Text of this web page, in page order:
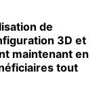
de
3D et
maintenant en
tout